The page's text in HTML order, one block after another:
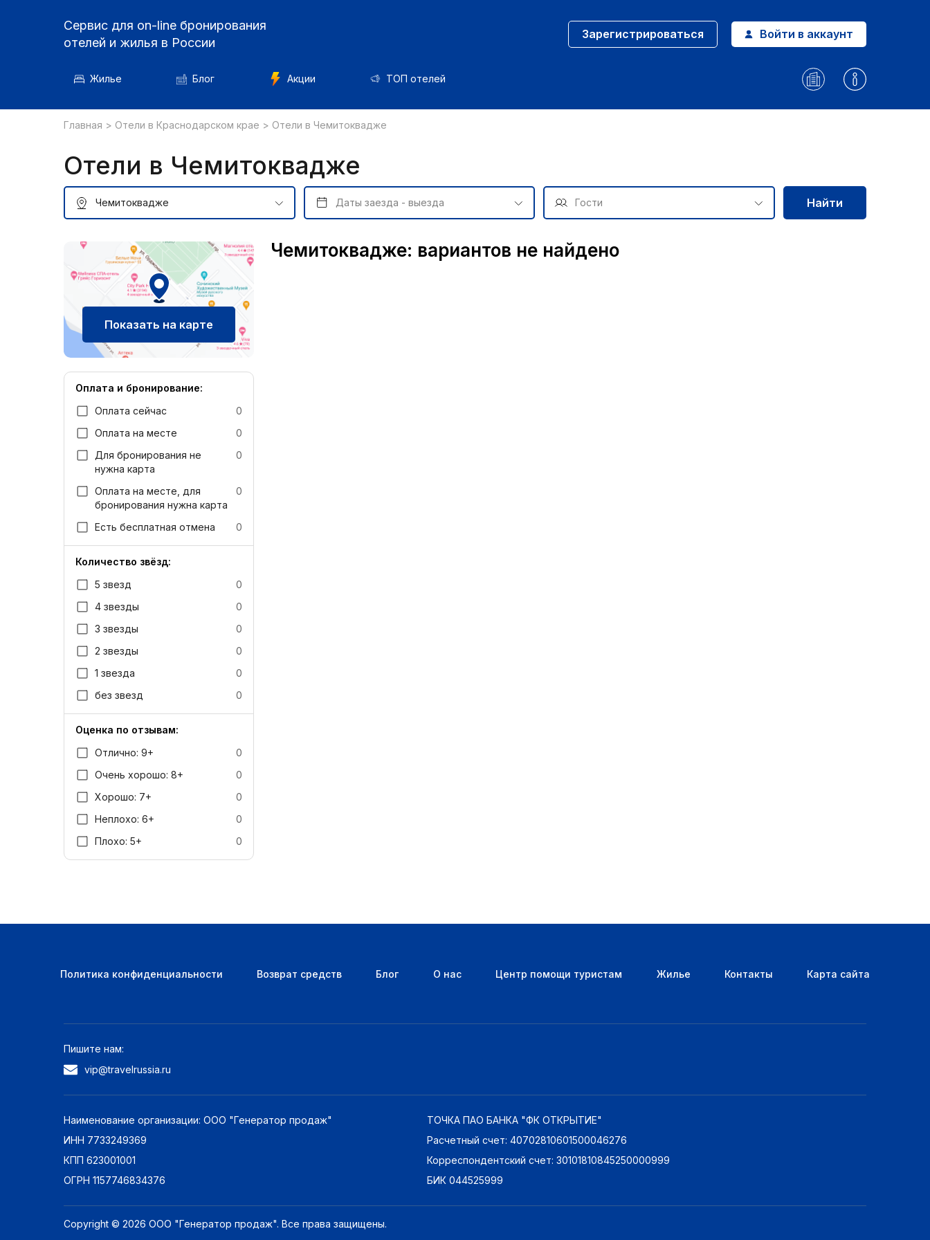
Сервис для on-line бронирования
отелей и жилья в России
Зарегистрироваться Войти в аккаунт
Жилье Блог Акции ТОП отелей
Главная > Отели в Краснодарском крае > Отели в Чемитоквадже
Отели в Чемитоквадже
Найти
Чемитоквадже: вариантов не найдено
Показать на карте
Оплата и бронирование:
Оплата сейчас
0
Оплата на месте
0
Для бронирования не
нужна карта
0
Оплата на месте, для
бронирования нужна карта
0
Есть бесплатная отмена 0
Количество звёзд:
5 звезд
0
4 звезды
0
3 звезды
0
2 звезды
0
1 звезда
0
без звезд
0
Оценка по отзывам:
Отлично: 9+
0
Очень хорошо: 8+
0
Хорошо: 7+
0
Неплохо: 6+
0
Плохо: 5+
0
Политика конфиденциальности Возврат средств Блог О нас Центр помощи туристам Жилье Контакты Карта сайта
Пишите нам:
vip@travelrussia.ru
Наименование организации: ООО "Генератор продаж"
ИНН 7733249369
КПП 623001001
ОГРН 1157746834376
ТОЧКА ПАО БАНКА "ФК ОТКРЫТИЕ"
Расчетный счет: 40702810601500046276
Корреспондентский счет: 30101810845250000999
БИК 044525999
Copyright © 2026 ООО "Генератор продаж". Все права защищены.